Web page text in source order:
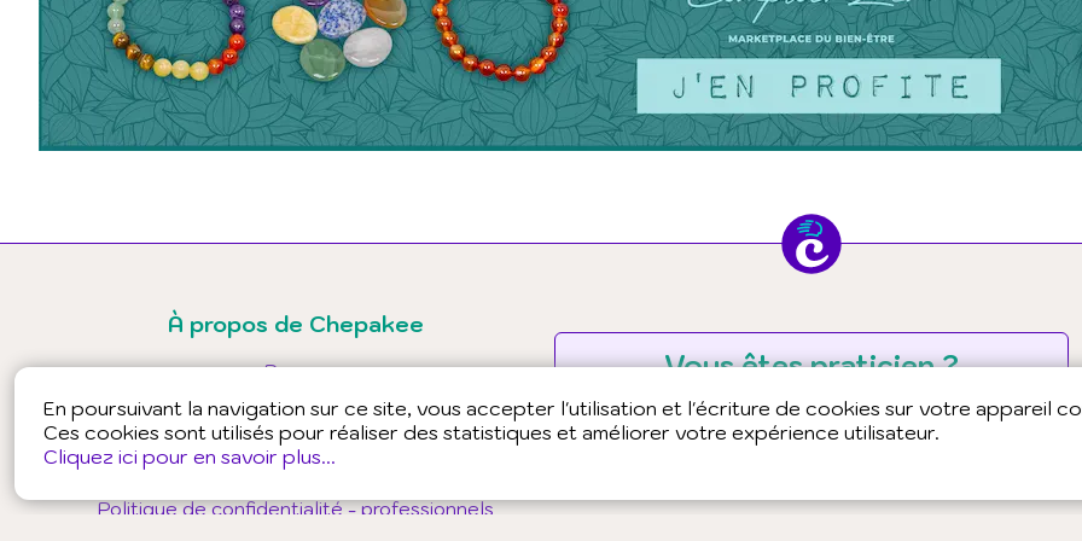
En poursuivant la navigation sur ce site, vous accepter l'utilisation et l'écriture de cookies sur votre appareil
Ces cookies sont utilisés pour réaliser des statistiques et améliorer votre expérience utilisateur.
Cliquez ici pour en savoir plus...
Vous êtes praticien ?
Chepakee ?
Pourquoi et comment adhérer ?
À propos de Chepakee
Presse
Conditions générales d'utilisation - public
Conditions générales d'utilisation - professionnels
Conditions générales de ventes
Politique de confidentialité - professionnels